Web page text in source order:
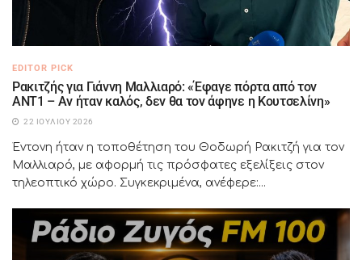
EDITOR PICK
Ρακιτζής για Γιάννη Μαλλιαρό: «Έφαγε πόρτα από τον
ΑΝΤ1 – Αν ήταν καλός, δεν θα τον άφηνε η Κουτσελίνη»
22 ΙΟΥΛΊΟΥ 2026
Έντονη ήταν η τοποθέτηση του Θοδωρή Ρακιτζή για τον
Μαλλιαρό, με αφορμή τις πρόσφατες εξελίξεις στον
τηλεοπτικό χώρο. Συγκεκριμένα, ανέφερε:...